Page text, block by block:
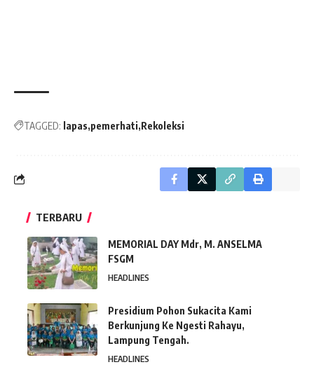
TAGGED: lapas pemerhati Rekoleksi
TERBARU
MEMORIAL DAY Mdr, M. ANSELMA
FSGM
HEADLINES
Presidium Pohon Sukacita Kami
Berkunjung Ke Ngesti Rahayu,
Lampung Tengah.
HEADLINES